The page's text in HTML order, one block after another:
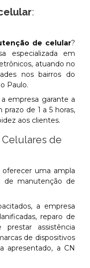
:
de celular?
especializada em
atuando no
nos bairros do
Paulo.
empresa garante a
de 1 a 5 horas,
aos clientes.
de
uma ampla
de manutenção de
a empresa
reparo de
assistência
de dispositivos
apresentado, a CN